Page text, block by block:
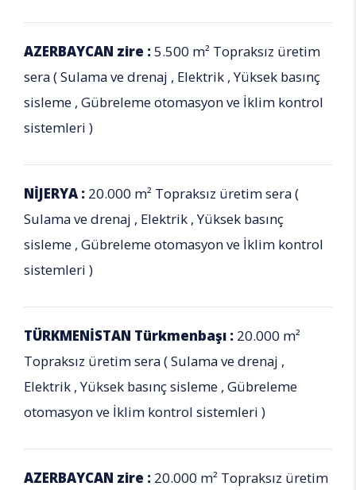
AZERBAYCAN zire :5.500 m² Topraksız üretim
sera ( Sulama ve drenaj , Elektrik , Yüksek basınç
sisleme , Gübreleme otomasyon ve İklim kontrol
sistemleri )
NİJERYA : 20.000 m² Topraksız üretim sera (
Sulama ve drenaj , Elektrik , Yüksek basınç
sisleme , Gübreleme otomasyon ve İklim kontrol
sistemleri )
TÜRKMENİSTAN Türkmenbaşı : 20.000 m²
Topraksız üretim sera ( Sulama ve drenaj ,
Elektrik , Yüksek basınç sisleme , Gübreleme
otomasyon ve İklim kontrol sistemleri )
AZERBAYCAN zire : 20.000 m² Topraksız üretim